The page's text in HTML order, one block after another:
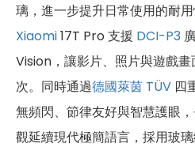
璃，進一步提升日常使用的耐
Xiaomi17T Pro 支援 DCI-P3
Vision，讓影片、照片與遊戲
次。同時通過德國萊茵 TÜV 四
無頻閃、節律友好與智慧護眼
觀延續現代極簡語言，採用玻